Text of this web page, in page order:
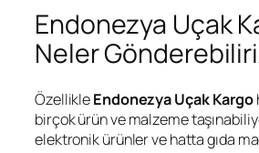
Endonezya Uçak
Neler
ÖzellikleEndonezya Uçak Kargo
birçok ürün ve malzeme
elektronik ürünler ve hatta gıda